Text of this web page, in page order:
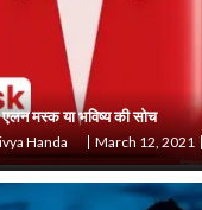
एलन मस्क या भविष्य की सोच
Handa March 12, 2021